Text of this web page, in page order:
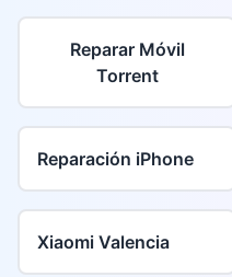
Reparar Móvil
Torrent
Reparación iPhone
Xiaomi Valencia